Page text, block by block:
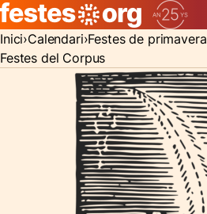
Inici Calendari Festes de primavera
Festes del Corpus